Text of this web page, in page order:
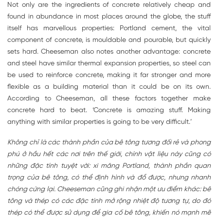
Not only are the ingredients of concrete relatively cheap and
found in abundance in most places around the globe, the stuff
itself has marvellous properties: Portland cement, the vital
component of concrete, is mouldable and pourable, but quickly
sets hard. Cheeseman also notes another advantage: concrete
and steel have similar thermal expansion properties, so steel can
be used to reinforce concrete, making it far stronger and more
flexible as a building material than it could be on its own.
According to Cheeseman, all these factors together make
concrete hard to beat. ‘Concrete is amazing stuff. Making
anything with similar properties is going to be very difficult.’
Không chỉ là các thành phần của bê tông tương đối rẻ và phong
phú ở hầu hết các nơi trên thế giới, chính vật liệu này cũng có
những đặc tính tuyệt vời: xi măng Portland, thành phần quan
trọng của bê tông, có thể định hình và đổ được, nhưng nhanh
chóng cứng lại. Cheeseman cũng ghi nhận một ưu điểm khác: bê
tông và thép có các đặc tính mở rộng nhiệt độ tương tự, do đó
thép có thể được sử dụng để gia cố bê tông, khiến nó mạnh mẽ